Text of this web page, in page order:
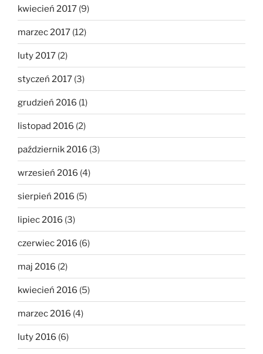
kwiecień 2017 (9)
marzec 2017 (12)
luty 2017 (2)
styczeń 2017 (3)
grudzień 2016 (1)
listopad 2016 (2)
październik 2016 (3)
wrzesień 2016 (4)
sierpień 2016 (5)
lipiec 2016 (3)
czerwiec 2016 (6)
maj 2016 (2)
kwiecień 2016 (5)
marzec 2016 (4)
luty 2016 (6)